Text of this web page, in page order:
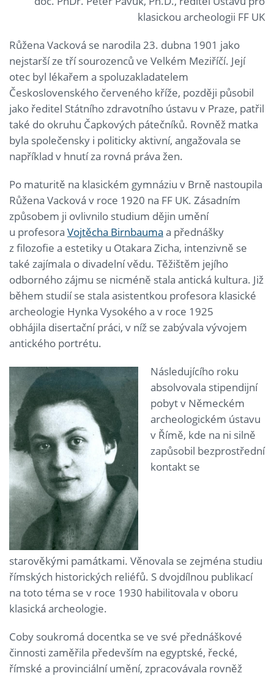
klasickou archeologii FF UK
Růžena Vacková se narodila 23. dubna 1901 jako
nejstarší ze tří sourozenců ve Velkém Meziříčí. Její
otec byl lékařem a spoluzakladatelem
Československého červeného kříže, později působil
jako ředitel Státního zdravotního ústavu v Praze, patřil
také do okruhu Čapkových pátečníků. Rovněž matka
byla společensky i politicky aktivní, angažovala se
například v hnutí za rovná práva žen.
Po maturitě na klasickém gymnáziu v Brně nastoupila
Růžena Vacková v roce 1920 na FF UK. Zásadním
způsobem ji ovlivnilo studium dějin umění
u profesora Vojtěcha Birnbauma a přednášky
z filozofie a estetiky u Otakara Zicha, intenzivně se
také zajímala o divadelní vědu. Těžištěm jejího
odborného zájmu se nicméně stala antická kultura. Již
během studií se stala asistentkou profesora klasické
archeologie Hynka Vysokého a v roce 1925
obhájila disertační práci, v níž se zabývala vývojem
antického portrétu.
Následujícího roku
absolvovala stipendijní
pobyt v Německém
archeologickém ústavu
v Římě, kde na ni silně
zapůsobil bezprostřední
kontakt se
starověkými památkami. Věnovala se zejména studiu
římských historických reliéfů. S dvojdílnou publikací
na toto téma se v roce 1930 habilitovala v oboru
klasická archeologie.
Coby soukromá docentka se ve své přednáškové
činnosti zaměřila především na egyptské, řecké,
římské a provinciální umění, zpracovávala rovněž